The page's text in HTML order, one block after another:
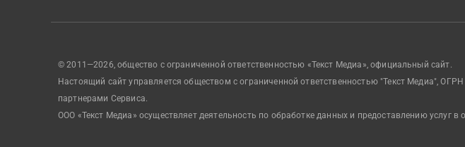
© 2011—2026, общество с ограниченной ответственностью «Текст Медиа», официальный сайт.
Настоящий сайт управляется обществом с ограниченной ответственностью "Текст Медиа",
партнерами Сервиса.
ООО «Текст Медиа» осуществляет деятельность по обработке данных и предоставлению услуг